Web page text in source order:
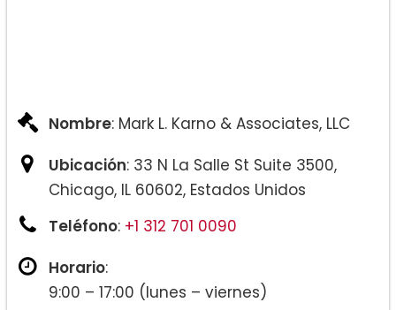
Nombre: Mark L. Karno & Associates, LLC
Ubicación: 33 N La Salle St Suite 3500,
Chicago, IL 60602, Estados Unidos
Teléfono: +1 312 701 0090
Horario:
9:00 – 17:00 (lunes – viernes)